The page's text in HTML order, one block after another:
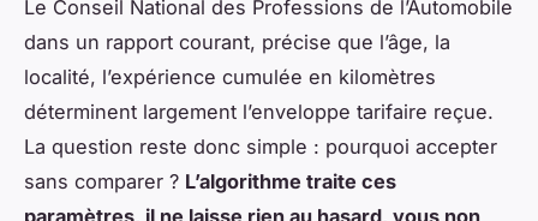
Le Conseil National des Professions de l’Automobile
dans un rapport courant, précise que l’âge, la
localité, l’expérience cumulée en kilomètres
déterminent largement l’enveloppe tarifaire reçue.
La question reste donc simple : pourquoi accepter
sans comparer ? L’algorithme traite ces
paramètres, il ne laisse rien au hasard, vous non